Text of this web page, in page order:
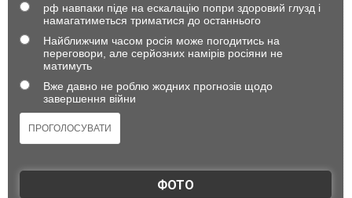
рф навпаки піде на ескалацію попри здоровий глузд і
намагатиметься триматися до останнього
Найближчим часом росія може погодитись на
переговори, але серйозних намірів росіяни не
матимуть
Вже давно не роблю жодних прогнозів щодо
завершення війни
ФОТО